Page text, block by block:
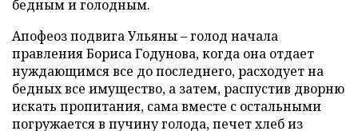
бедным и голодным.
Апофеоз подвига Ульяны – голод начала
правления Бориса Годунова, когда она отдает
нуждающимся все до последнего, расходует на
бедных все имущество, а затем, распустив дворню
искать пропитания, сама вместе с остальными
погружается в пучину голода, печет хлеб из